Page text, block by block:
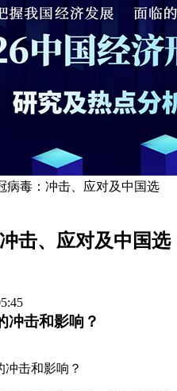
病毒：冲击、应对及中国选
击、应对及中国选
冲击和影响？
冲击和影响？